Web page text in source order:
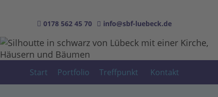
0178 562 45 70 info@sbf-luebeck.de
Start Portfolio Treffpunkt Kontakt